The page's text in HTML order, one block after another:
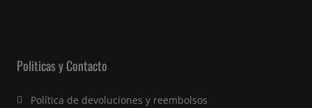
Politicas y Contacto
Política de devoluciones y reembolsos